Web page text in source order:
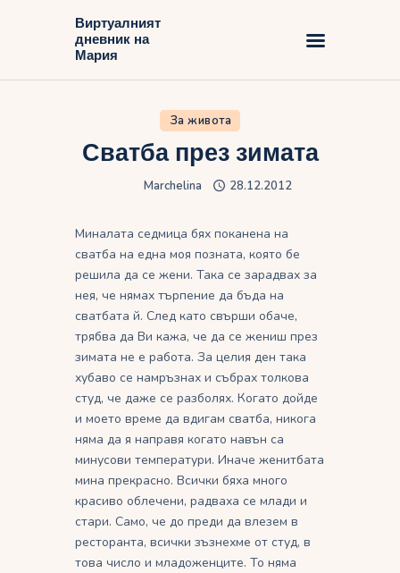
Виртуалният
дневник на
Мария
Виртуалният дневник на Мария
За живота
Сватба през зимата
Marchelina 28.12.2012
Миналата седмица бях поканена на
сватба на една моя позната, която бе
решила да се жени. Така се зарадвах за
нея, че нямах търпение да бъда на
сватбата й. След като свърши обаче,
трябва да Ви кажа, че да се жениш през
зимата не е работа. За целия ден така
хубаво се намръзнах и събрах толкова
студ, че даже се разболях. Когато дойде
и моето време да вдигам сватба, никога
няма да я направя когато навън са
минусови температури. Иначе женитбата
мина прекрасно. Всички бяха много
красиво облечени, радваха се млади и
стари. Само, че до преди да влезем в
ресторанта, всички зъзнехме от студ, в
това число и младоженците. То няма